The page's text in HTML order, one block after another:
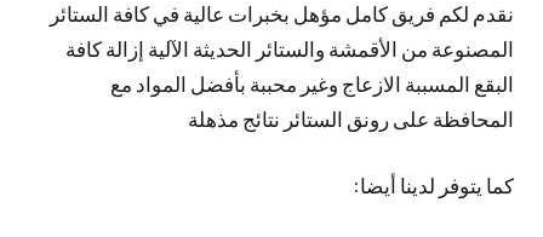
نقدم لكم فريق كامل مؤهل بخبرات عالية في كافة الستائر
المصنوعة من الأقمشة والستائر الحديثة الآلية إزالة كافة
البقع المسببة الازعاج وغير محببة بأفضل المواد مع
المحافظة على رونق الستائر نتائج مذهلة
كما يتوفر لدينا أيضا: